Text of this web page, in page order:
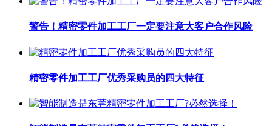
警告！精密零件加工工厂一定要注意大客户合作风险
精密零件加工工厂优秀采购员的四大特征